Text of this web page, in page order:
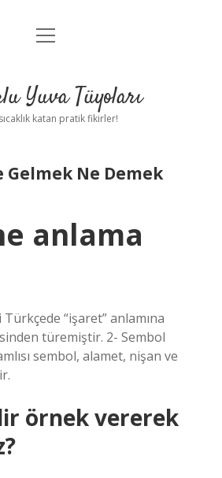
Anasayfa
Yasal Uyarı
menüyü
Yuva Tüyoları
katan pratik fikirler!
Gelmek Ne Demek
anlama
“işaret” anlamına
türemiştir. 2- Sembol
sembol, alamet, nişan ve
örnek vererek